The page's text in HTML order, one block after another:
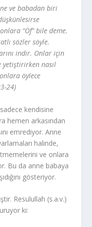
ve babadan biri
“Öf” bile deme.
sözler söyle.
indir. Onlar için
yetiştirirken nasıl
öylece
24)
kendisine
hemen arkasından
emrediyor. Anne
halinde,
ve onlara
Bu da anne babaya
gösteriyor.
Resulullah (s.a.v.)
ki: